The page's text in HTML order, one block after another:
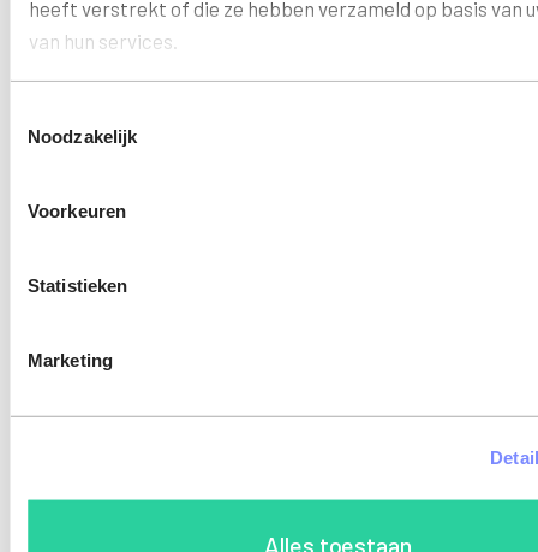
heeft verstrekt of die ze hebben verzameld op basis van
van hun services.
Noodzakelijk
Voorkeuren
Statistieken
Marketing
Alles toestaan